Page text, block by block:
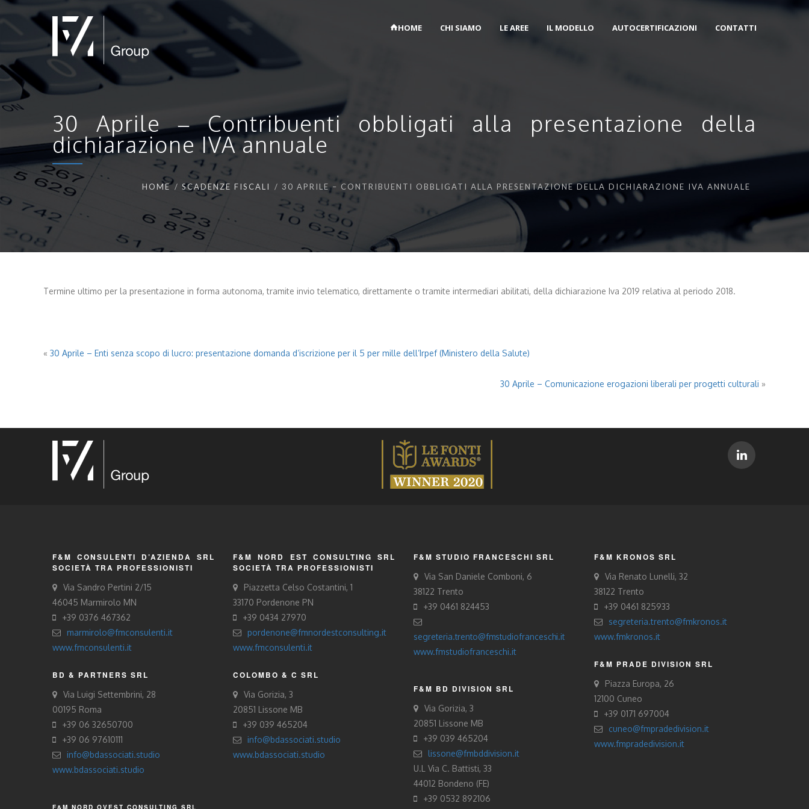
HOME CHI SIAMO LE AREE IL MODELLO AUTOCERTIFICAZIONI CONTATTI
30 Aprile – Contribuenti obbligati alla presentazione della
dichiarazione IVA annuale
HOME SCADENZE FISCALI 30 APRILE – CONTRIBUENTI OBBLIGATI ALLA PRESENTAZIONE DELLA DICHIARAZIONE IVA ANNUALE
Termine ultimo per la presentazione in forma autonoma, tramite invio telematico, direttamente o tramite intermediari abilitati, della dichiarazione Iva 2019 relativa al periodo 2018.
« 30 Aprile – Enti senza scopo di lucro: presentazione domanda d’iscrizione per il 5 per mille dell’Irpef (Ministero della Salute)
30 Aprile – Comunicazione erogazioni liberali per progetti culturali »
F&M CONSULENTI D’AZIENDA SRL
SOCIETÀ TRA PROFESSIONISTI
Via Sandro Pertini 2/15
46045 Marmirolo MN
+39 0376 467362
marmirolo@fmconsulenti.it
www.fmconsulenti.it
BD & PARTNERS SRL
Via Luigi Settembrini, 28
00195 Roma
+39 06 32650700
+39 06 97610111
info@bdassociati.studio
www.bdassociati.studio
F&M NORD OVEST CONSULTING SRL
F&M NORD EST CONSULTING SRL
SOCIETÀ TRA PROFESSIONISTI
Piazzetta Celso Costantini, 1
33170 Pordenone PN
+39 0434 27970
pordenone@fmnordestconsulting.it
www.fmconsulenti.it
COLOMBO & C SRL
Via Gorizia, 3
20851 Lissone MB
+39 039 465204
info@bdassociati.studio
www.bdassociati.studio
F&M STUDIO FRANCESCHI SRL
Via San Daniele Comboni, 6
38122 Trento
+39 0461 824453
segreteria.trento@fmstudiofranceschi.it
www.fmstudiofranceschi.it
F&M BD DIVISION SRL
Via Gorizia, 3
20851 Lissone MB
+39 039 465204
lissone@fmbddivision.it
U.L Via C. Battisti, 33
44012 Bondeno (FE)
+39 0532 892106
F&M KRONOS SRL
Via Renato Lunelli, 32
38122 Trento
+39 0461 825933
segreteria.trento@fmkronos.it
www.fmkronos.it
F&M PRADE DIVISION SRL
Piazza Europa, 26
12100 Cuneo
+39 0171 697004
cuneo@fmpradedivision.it
www.fmpradedivision.it